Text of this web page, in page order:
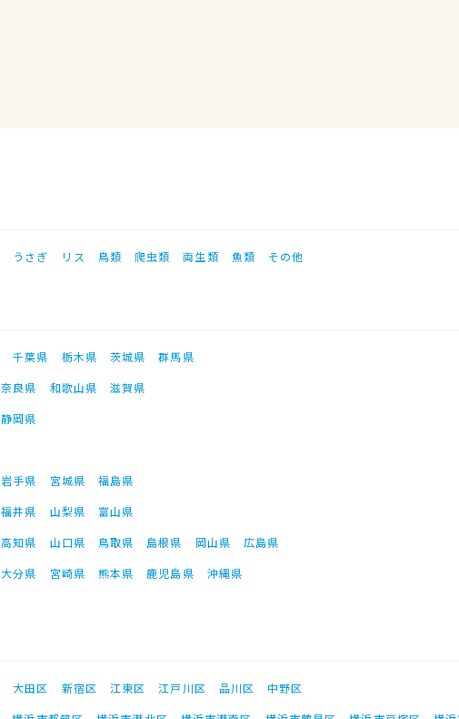
うさぎ リス 鳥類 爬虫類 両生類 魚類 その他
千葉県 栃木県 茨城県
群馬県
奈良県 和歌山県
滋賀県
静岡県
岩手県 宮城県
福島県
福井県 山梨県
富山県
高知県 山口県 鳥取県 島根県 岡山県
広島県
大分県 宮崎県 熊本県 鹿児島県 沖縄県
大田区 新宿区 江東区 江戸川区 品川区
中野区